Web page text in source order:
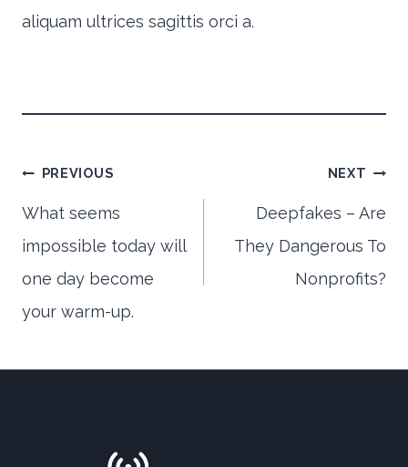
aliquam ultrices sagittis orci a.
Post
navigation
PREVIOUS
What seems
impossible today will
one day become
your warm-up.
NEXT
Deepfakes – Are
They Dangerous To
Nonprofits?